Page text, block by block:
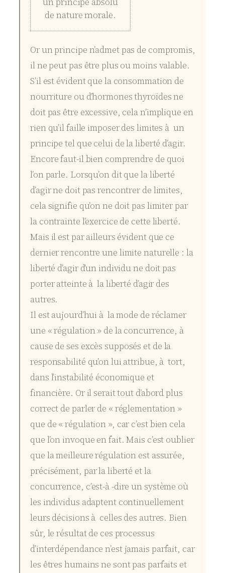
de nature morale.
Or un principe n’admet pas de compromis,
il ne peut pas être plus ou moins valable.
S’il est évident que la consommation de
nourriture ou d’hormones thyroïdes ne
doit pas être excessive, cela n’implique en
rien qu’il faille imposer des limites à un
principe tel que celui de la liberté d’agir.
Encore faut-il bien comprendre de quoi
l’on parle. Lorsqu’on dit que la liberté
d’agir ne doit pas rencontrer de limites,
cela signifie qu’on ne doit pas limiter par
la contrainte l’exercice de cette liberté.
Mais il est par ailleurs évident que ce
dernier rencontre une limite naturelle : la
liberté d’agir d’un individu ne doit pas
porter atteinte à la liberté d’agir des
autres.
Il est aujourd’hui à la mode de réclamer
une « régulation » de la concurrence, à
cause de ses excès supposés et de la
responsabilité qu’on lui attribue, à tort,
dans l’instabilité économique et
financière. Or il serait tout d’abord plus
correct de parler de « réglementation »
que de « régulation », car c’est bien cela
que l’on invoque en fait. Mais c’est oublier
que la meilleure régulation est assurée,
précisément, par la liberté et la
concurrence, c’est-à -dire un système où
les individus adaptent continuellement
leurs décisions à celles des autres. Bien
sûr, le résultat de ces processus
d’interdépendance n’est jamais parfait, car
les êtres humains ne sont pas parfaits et